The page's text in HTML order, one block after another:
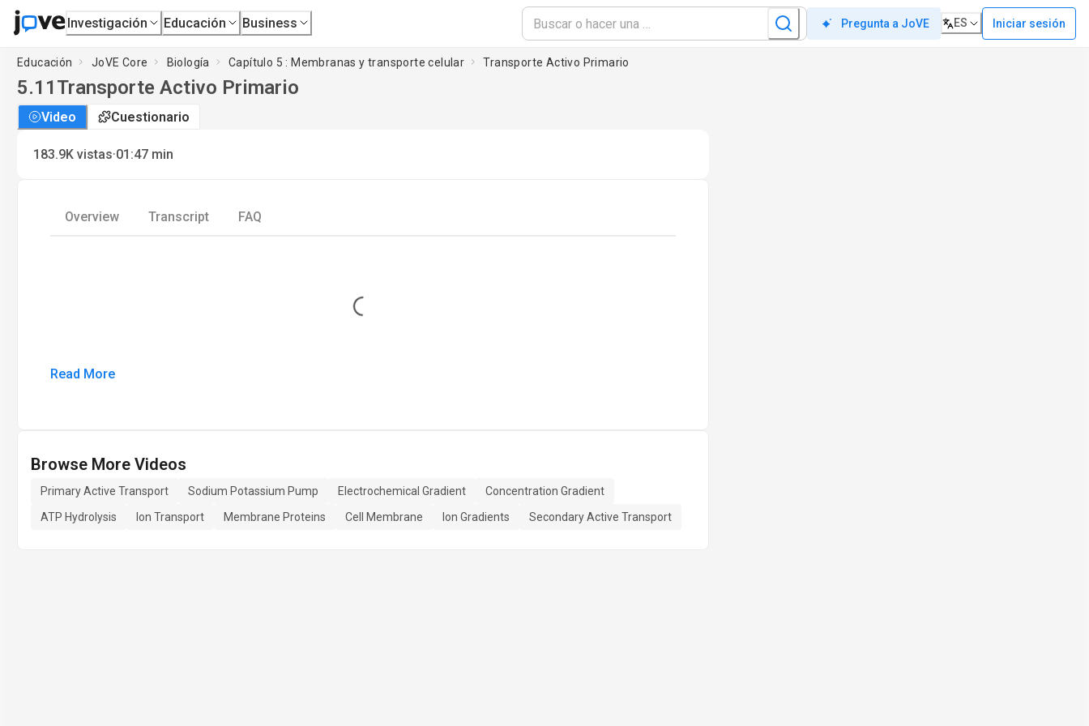
Investigación Educación Business Pregunta a JoVE ES Iniciar sesión
Educación JoVE Core Biología Capítulo 5 : Membranas y transporte celular Transporte Activo Primario
5.11 Transporte Activo Primario
Video Cuestionario
183.9K vistas·01:47 min
Overview Transcript FAQ
Loading...
Read More
Browse More Videos
Primary Active Transport Sodium Potassium Pump Electrochemical Gradient
Concentration Gradient
ATP Hydrolysis
Ion Transport Membrane Proteins Cell Membrane Ion Gradients Secondary Active Transport